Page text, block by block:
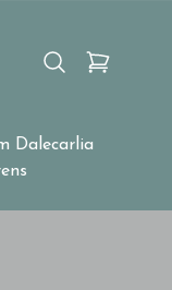
Dalecarlia